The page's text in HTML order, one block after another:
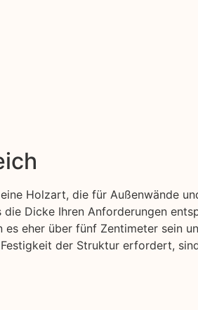
Holzart, die für Außenwände
die Dicke Ihren Anforderungen
es eher über fünf Zentimeter sein
der Struktur erfordert,